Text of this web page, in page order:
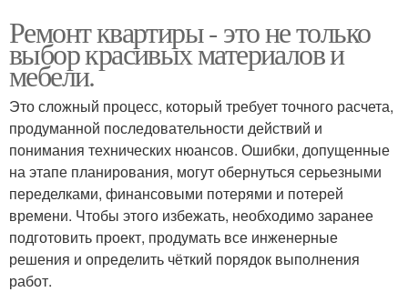
Ремонт квартиры - это не только
выбор красивых материалов и
мебели.
Это сложный процесс, который требует точного расчета,
продуманной последовательности действий и
понимания технических нюансов. Ошибки, допущенные
на этапе планирования, могут обернуться серьезными
переделками, финансовыми потерями и потерей
времени. Чтобы этого избежать, необходимо заранее
подготовить проект, продумать все инженерные
решения и определить чёткий порядок выполнения
работ.